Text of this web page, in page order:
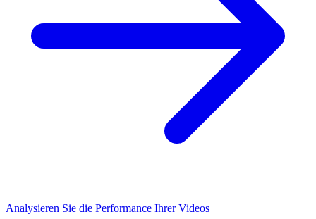
Analysieren Sie die Performance Ihrer Videos